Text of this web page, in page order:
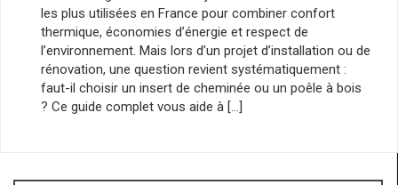
les plus utilisées en France pour combiner confort
thermique, économies d’énergie et respect de
l’environnement. Mais lors d’un projet d’installation ou de
rénovation, une question revient systématiquement :
faut-il choisir un insert de cheminée ou un poêle à bois
? Ce guide complet vous aide à […]